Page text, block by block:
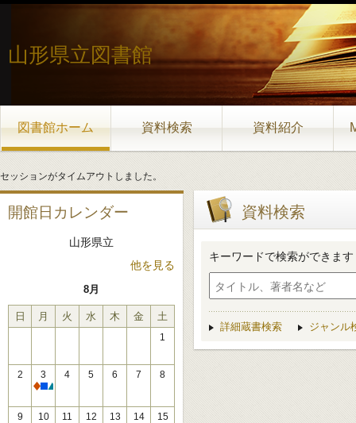
山形県立図書館
図書館ホーム 資料検索 資料紹介
セッションがタイムアウトしました。
開館日カレンダー
山形県立
他を見る
8月
日 月 火 水 木 金 土
1
2
3
休館
4 5 6 7 8
9 10 11 12 13 14 15
資料検索
キーワードで検索ができます
詳細蔵書検索 ジャンル